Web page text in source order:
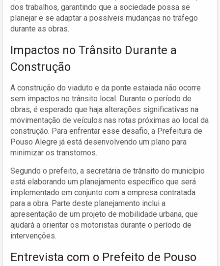
dos trabalhos, garantindo que a sociedade possa se
planejar e se adaptar a possíveis mudanças no tráfego
durante as obras.
Impactos no Trânsito Durante a
Construção
A construção do viaduto e da ponte estaiada não ocorre
sem impactos no trânsito local. Durante o período de
obras, é esperado que haja alterações significativas na
movimentação de veículos nas rotas próximas ao local da
construção. Para enfrentar esse desafio, a Prefeitura de
Pouso Alegre já está desenvolvendo um plano para
minimizar os transtornos.
Segundo o prefeito, a secretária de trânsito do município
está elaborando um planejamento específico que será
implementado em conjunto com a empresa contratada
para a obra. Parte deste planejamento inclui a
apresentação de um projeto de mobilidade urbana, que
ajudará a orientar os motoristas durante o período de
intervenções.
Entrevista com o Prefeito de Pouso